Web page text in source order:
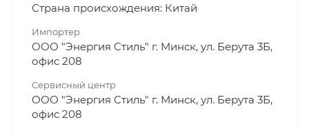
Страна происхождения: Китай
Импортер
ООО "Энергия Стиль" г. Минск, ул. Берута 3Б,
офис 208
Сервисный центр
ООО "Энергия Стиль" г. Минск, ул. Берута 3Б,
офис 208